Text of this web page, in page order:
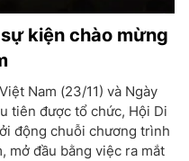
kiện chào mừng
Nam (23/11) và Ngày
tiên được tổ chức, Hội Di
động chuỗi chương trình
mở đầu bằng việc ra mắt